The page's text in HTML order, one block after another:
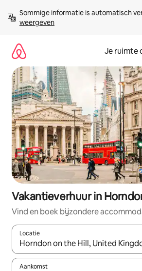
direct
naar
Sommige informatie is automatisch
weergeven
Je ruimte
Vakantieverhuur in
Vind en boek bijzondere
Locatie
Wanneer er suggesties beschikbaar
Aankomst